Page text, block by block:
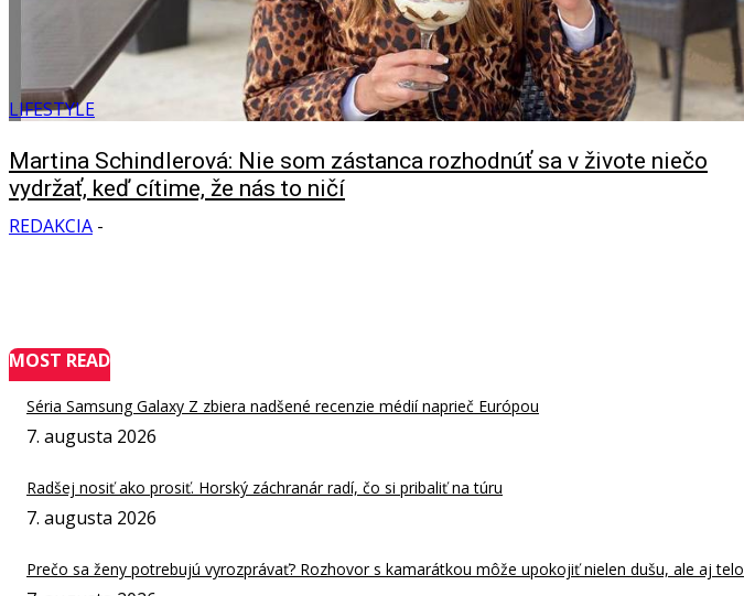
LIFESTYLE
Martina Schindlerová: Nie som zástanca rozhodnúť sa v živote niečo
vydržať, keď cítime, že nás to ničí
REDAKCIA -
MOST READ
Séria Samsung Galaxy Z zbiera nadšené recenzie médií naprieč Európou
7. augusta 2026
Radšej nosiť ako prosiť. Horský záchranár radí, čo si pribaliť na túru
7. augusta 2026
Prečo sa ženy potrebujú vyrozprávať? Rozhovor s kamarátkou môže upokojiť nielen dušu, ale aj telo